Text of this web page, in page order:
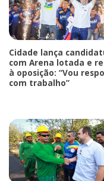
Cidade lança
com Arena lotada e
à oposição: “Vou
com trabalho”